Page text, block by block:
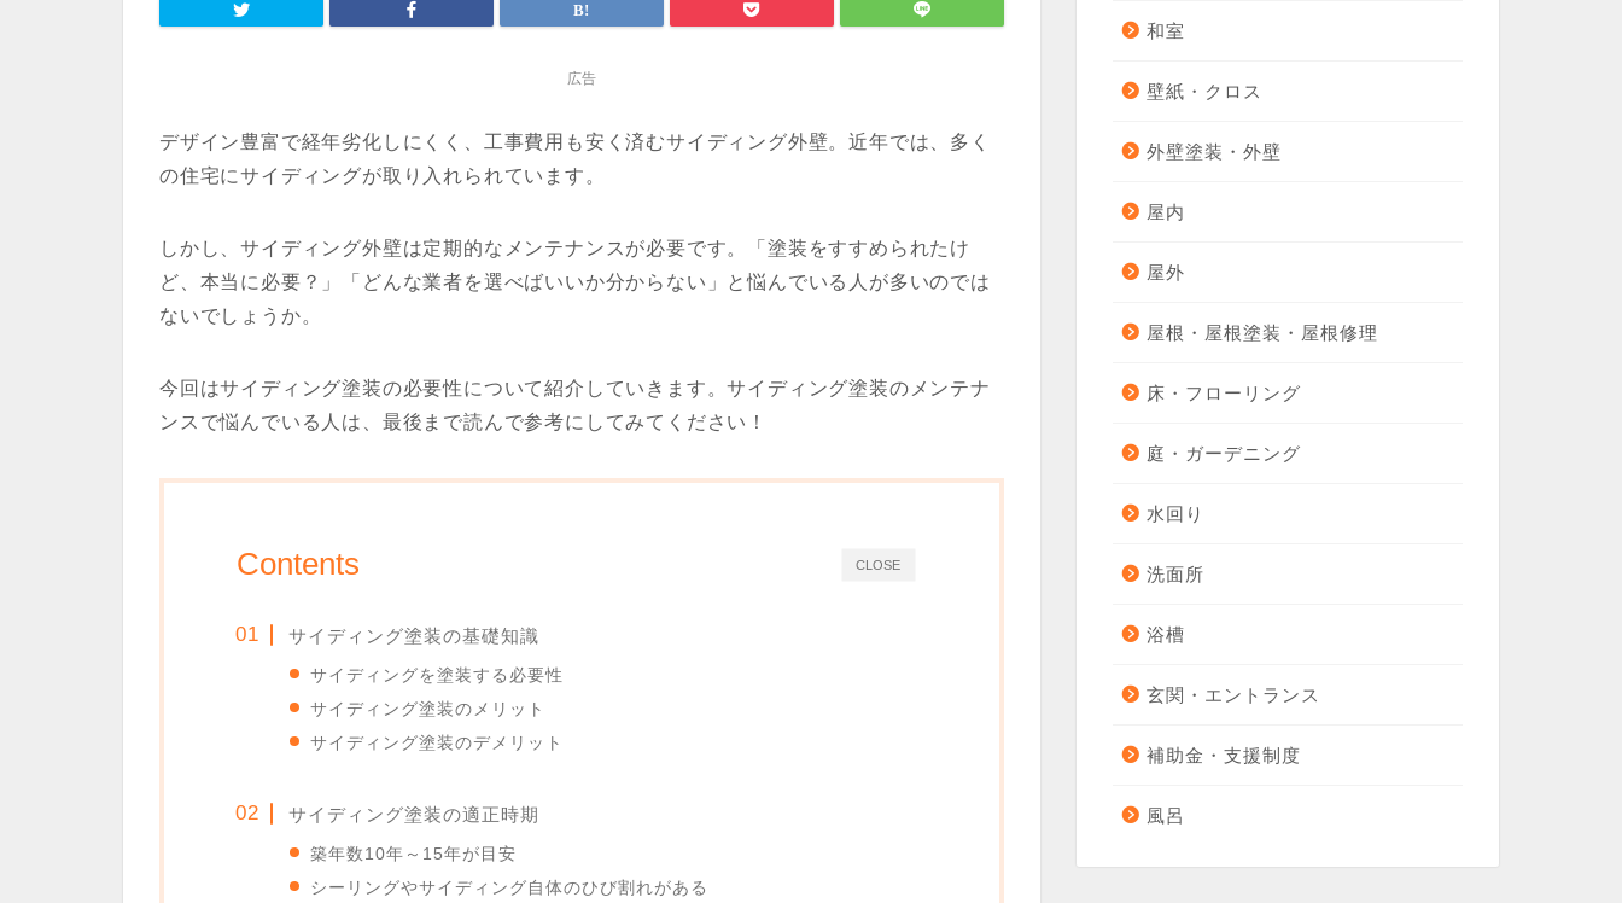
広告
デザイン豊富で経年劣化しにくく、工事費用も安く済むサイディング外壁。近年では、多く
の住宅にサイディングが取り入れられています。
しかし、サイディング外壁は定期的なメンテナンスが必要です。「塗装をすすめられたけ
ど、本当に必要？」「どんな業者を選べばいいか分からない」と悩んでいる人が多いのでは
ないでしょうか。
今回はサイディング塗装の必要性について紹介していきます。サイディング塗装のメンテナ
ンスで悩んでいる人は、最後まで読んで参考にしてみてください！
CLOSE
Contents
サイディング塗装の基礎知識
サイディングを塗装する必要性
サイディング塗装のメリット
サイディング塗装のデメリット
サイディング塗装の適正時期
築年数10年～15年が目安
シーリングやサイディング自体のひび割れがある
和室
壁紙・クロス
外壁塗装・外壁
屋内
屋外
屋根・屋根塗装・屋根修理
床・フローリング
庭・ガーデニング
水回り
洗面所
浴槽
玄関・エントランス
補助金・支援制度
風呂